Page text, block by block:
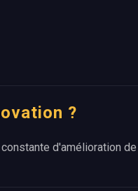
?
d'amélioration